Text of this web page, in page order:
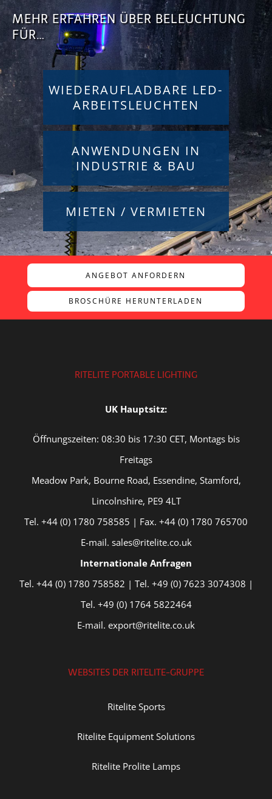
MEHR ERFAHREN ÜBER BELEUCHTUNG
FÜR…
WIEDERAUFLADBARE LED-
ARBEITSLEUCHTEN
ANWENDUNGEN IN
INDUSTRIE & BAU
MIETEN / VERMIETEN
ANGEBOT ANFORDERN
BROSCHÜRE HERUNTERLADEN
RITELITE PORTABLE LIGHTING
UK Hauptsitz:
Öffnungszeiten: 08:30 bis 17:30 CET, Montags bis
Freitags
Meadow Park, Bourne Road, Essendine, Stamford,
Lincolnshire, PE9 4LT
Tel. +44 (0) 1780 758585 | Fax. +44 (0) 1780 765700
E-mail. sales@ritelite.co.uk
Internationale Anfragen
Tel. +44 (0) 1780 758582 | Tel. +49 (0) 7623 3074308 |
Tel. +49 (0) 1764 5822464
E-mail. export@ritelite.co.uk
WEBSITES DER RITELITE-GRUPPE
Ritelite Sports
Ritelite Equipment Solutions
Ritelite Prolite Lamps